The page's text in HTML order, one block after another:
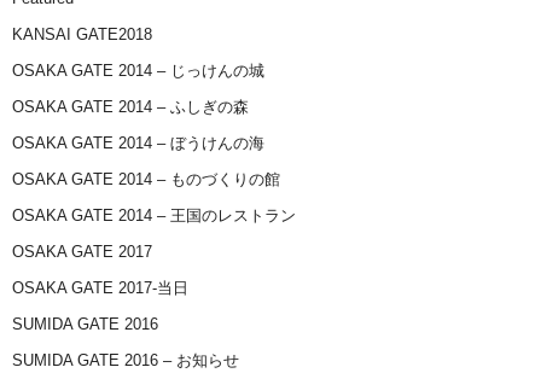
KANSAI GATE2018
OSAKA GATE 2014 – じっけんの城
OSAKA GATE 2014 – ふしぎの森
OSAKA GATE 2014 – ぼうけんの海
OSAKA GATE 2014 – ものづくりの館
OSAKA GATE 2014 – 王国のレストラン
OSAKA GATE 2017
OSAKA GATE 2017-当日
SUMIDA GATE 2016
SUMIDA GATE 2016 – お知らせ